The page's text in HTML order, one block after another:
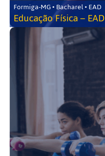
Formiga-MG • Bacharel • EAD
Educação Física – EAD